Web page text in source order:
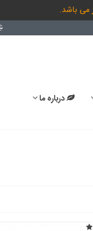
می باشد.
درباره ما